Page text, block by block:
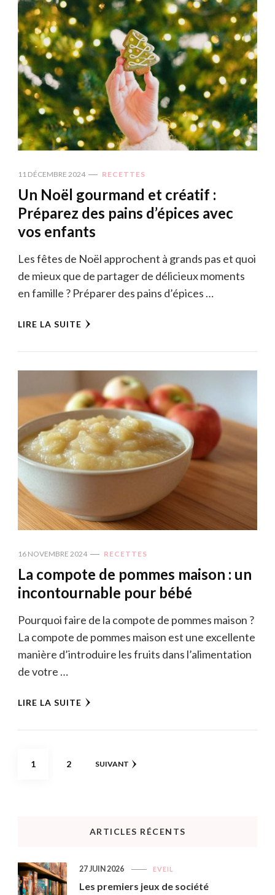
11 DÉCEMBRE 2024 RECETTES
Un Noël gourmand et créatif :
Préparez des pains d’épices avec
vos enfants
Les fêtes de Noël approchent à grands pas et quoi
de mieux que de partager de délicieux moments
en famille ? Préparer des pains d’épices …
LIRE LA SUITE
16 NOVEMBRE 2024 RECETTES
La compote de pommes maison : un
incontournable pour bébé
Pourquoi faire de la compote de pommes maison ?
La compote de pommes maison est une excellente
manière d’introduire les fruits dans l’alimentation
de votre …
LIRE LA SUITE
Pagination
PAGE
1 PAGE
2 SUIVANT
ARTICLES RÉCENTS
EVEIL
Les premiers jeux de société
27 JUIN 2026